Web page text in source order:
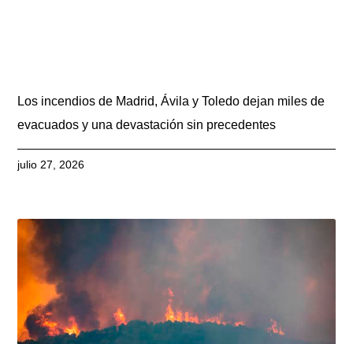
Los incendios de Madrid, Ávila y Toledo dejan miles de
evacuados y una devastación sin precedentes
julio 27, 2026